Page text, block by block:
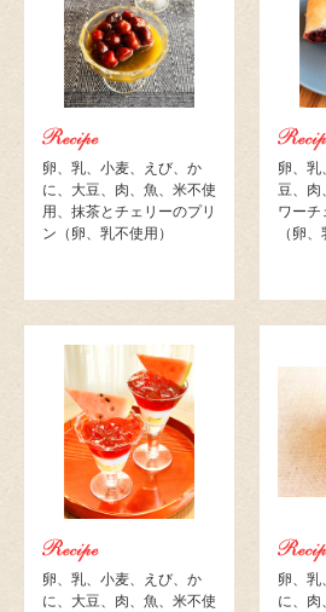
卵、乳、小麦、えび、か
に、大豆、肉、魚、米不使
用、抹茶とチェリーのプリ
ン（卵、乳不使用）
卵、乳
豆、肉
ワーチ
（卵
卵、乳、小麦、えび、か
に、大豆、肉、魚、米不使
卵、乳
に、肉